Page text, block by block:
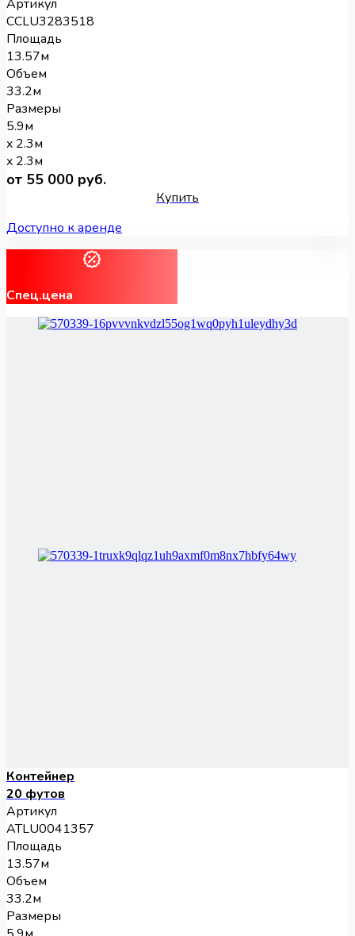
Артикул
CCLU3283518
Площадь
13.57м
Объем
33.2м
Размеры
5.9м
x 2.3м
x 2.3м
от 55 000 руб.
Купить
Доступно к аренде
Спец.цена
Контейнер
20 футов
Артикул
ATLU0041357
Площадь
13.57м
Объем
33.2м
Размеры